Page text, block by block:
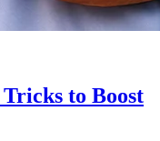
to Boost